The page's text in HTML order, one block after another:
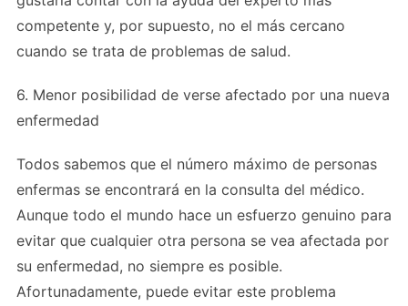
competente y, por supuesto, no el más cercano
cuando se trata de problemas de salud.
6. Menor posibilidad de verse afectado por una nueva
enfermedad
Todos sabemos que el número máximo de personas
enfermas se encontrará en la consulta del médico.
Aunque todo el mundo hace un esfuerzo genuino para
evitar que cualquier otra persona se vea afectada por
su enfermedad, no siempre es posible.
Afortunadamente, puede evitar este problema